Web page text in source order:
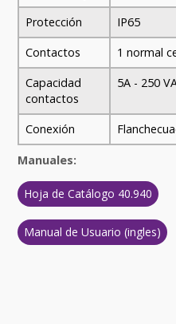
Protección
IP65
Contactos
1 normal
Capacidad
contactos
5A - 250
Conexión
Manuales:
Hoja de Catálogo 40.940
Manual de Usuario (ingles)